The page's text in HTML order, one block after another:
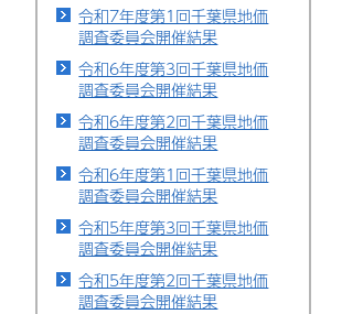
令和7年度第1回千葉県地価
調査委員会開催結果
令和6年度第3回千葉県地価
調査委員会開催結果
令和6年度第2回千葉県地価
調査委員会開催結果
令和6年度第1回千葉県地価
調査委員会開催結果
令和5年度第3回千葉県地価
調査委員会開催結果
令和5年度第2回千葉県地価
調査委員会開催結果